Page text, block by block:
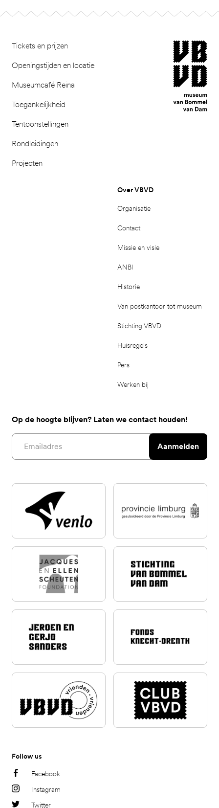
Tickets en prijzen
Openingstijden en locatie
Museumcafé Reina
Toegankelijkheid
Tentoonstellingen
Rondleidingen
Projecten
museum van
Over VBVD
Organisatie
Contact
Missie en visie
ANBI
Historie
Van postkantoor tot museum
Stichting VBVD
Huisregels
Pers
Werken bij
Op de hoogte blijven? Laten we contact houden!
Email address
Aanmelden
Follow us
Facebook
Instagram
Twitter